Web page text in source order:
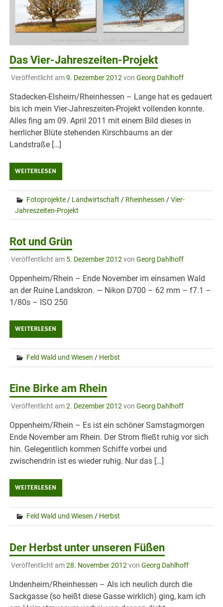
Das Vier-Jahreszeiten-Projekt
Veröffentlicht am9. Dezember 2012 von Georg Dahlhoff
Stadecken-Elsheim/Rheinhessen – Lange hat es gedauert
bis ich mein Vier-Jahreszeiten-Projekt vollenden konnte.
Alles fing am 09. April 2011 mit einem Bild dieses in
herrlicher Blüte stehenden Kirschbaums an der
Landstraße […]
WEITERLESEN
Fotoprojekte / Landwirtschaft / Rheinhessen /Vier-
Jahreszeiten-Projekt
Rot und Grün
Veröffentlicht am 5. Dezember 2012 von Georg Dahlhoff
Oppenheim/Rhein – Ende November im einsamen Wald
an der Ruine Landskron. — Nikon D700 – 62 mm – f7.1 –
1/80s – ISO 250
WEITERLESEN
Feld Wald und Wiesen / Herbst
Eine Birke am Rhein
Veröffentlicht am2. Dezember 2012 von Georg Dahlhoff
Oppenheim/Rhein – Es ist ein schöner Samstagmorgen
Ende November am Rhein. Der Strom fließt ruhig vor sich
hin. Gelegentlich kommen Schiffe vorbei und
zwischendrin ist es wieder ruhig. Nur das […]
WEITERLESEN
Feld Wald und Wiesen / Herbst
Der Herbst unter unseren Füßen
Veröffentlicht am28. November 2012 von Georg Dahlhoff
Undenheim/Rheinhessen – Als ich neulich durch die
Sackgasse (so heißt diese Gasse wirklich) ging, kam ich